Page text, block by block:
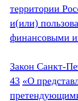
территории
и(или)
финансовыми
Закон
43 «О